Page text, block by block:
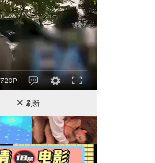
720P
刷新